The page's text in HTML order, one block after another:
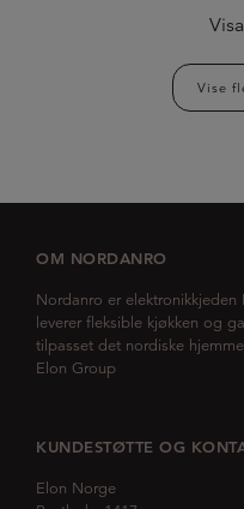
Vise
OM NORDANRO
Nordanro er elektronikkjeden
leverer fleksible kjøkken og
tilpasset det nordiske
Elon Group
KUNDESTØTTE OG
Elon Norge